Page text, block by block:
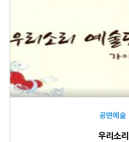
공연예술
우리소리